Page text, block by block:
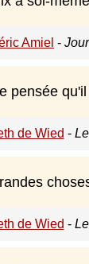
Amiel -
pensée
de Wied -
de Wied -